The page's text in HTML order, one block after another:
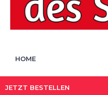
HOME
JETZT BESTELLEN